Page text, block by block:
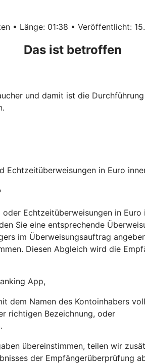
• Länge: 01:38 • Veröffentlicht:
Das ist betroffen
und damit ist die
in Euro
Echtzeitüberweisungen in
Sie eine entsprechende
im Überweisungsauftrag
Diesen Abgleich wird die
App,
dem Namen des Kontoinhabers
richtigen Bezeichnung, oder
übereinstimmen, teilen wir
der Empfängerüberprüfung